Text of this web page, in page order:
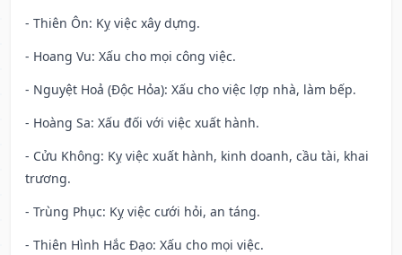
- Thiên Ôn: Kỵ việc xây dựng.
- Hoang Vu: Xấu cho mọi công việc.
- Nguyệt Hoả (Độc Hỏa): Xấu cho việc lợp nhà, làm bếp.
- Hoàng Sa: Xấu đối với việc xuất hành.
- Cửu Không: Kỵ việc xuất hành, kinh doanh, cầu tài, khai
trương.
- Trùng Phục: Kỵ việc cưới hỏi, an táng.
- Thiên Hình Hắc Đạo: Xấu cho mọi việc.